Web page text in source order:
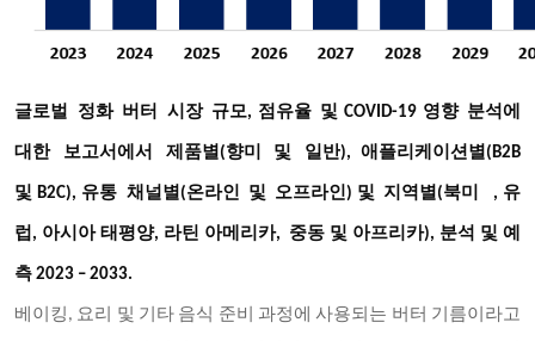
글로벌 정화 버터 시장 규모 , 점유율 및 COVID-19 영향 분석에
대한 보고서에서 제품별 (향미 및 일반),애플리케이션별 (B2B
및 B2C), 유통 채널별 (온라인 및 오프라인) 및 지역별 (북미 , 유
럽, 아시아 태평양, 라틴 아메리카, 중동 및 아프리카), 분석 및 예
측 2023 – 2033.
베이킹 , 요리 및 기타 음식 준비 과정에 사용되는 버터 기름이라고